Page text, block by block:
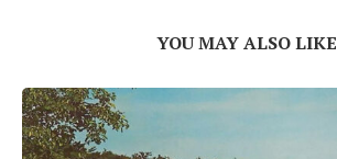
YOU MAY ALSO LIKE